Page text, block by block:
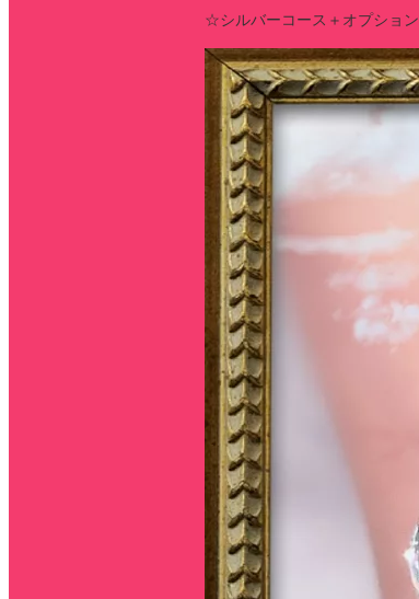
☆シルバーコース＋オプション